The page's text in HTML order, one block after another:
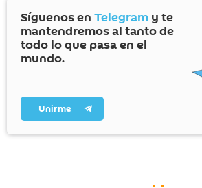
Síguenos en Telegram y te
mantendremos al tanto de
todo lo que pasa en el
mundo.
Unirme